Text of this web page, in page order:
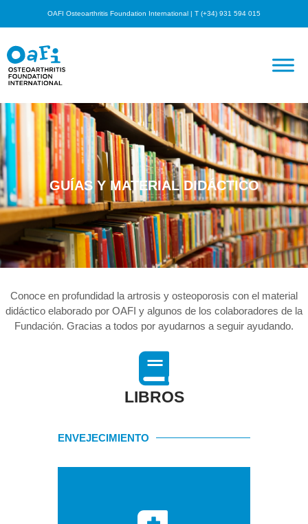
OAFI Osteoarthritis Foundation International | T (+34) 931 594 015
GUÍAS Y MATERIAL DIDÁCTICO
Conoce en profundidad la artrosis y osteoporosis con el material
didáctico elaborado por OAFI y algunos de los colaboradores de la
Fundación. Gracias a todos por ayudarnos a seguir ayudando.
LIBROS
ENVEJECIMIENTO